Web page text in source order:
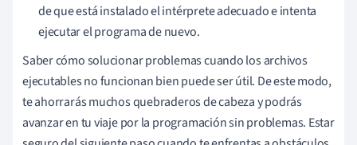
de que está instalado el intérprete adecuado e intenta
ejecutar el programa de nuevo.
Saber cómo solucionar problemas cuando los archivos
ejecutables no funcionan bien puede ser útil. De este modo,
te ahorrarás muchos quebraderos de cabeza y podrás
avanzar en tu viaje por la programación sin problemas. Estar